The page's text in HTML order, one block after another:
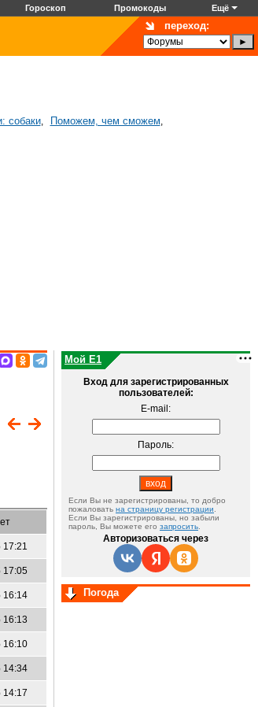
Гороскоп Промокоды Ещё
переход:
собаки, Поможем, чем сможем,
17:21
17:05
16:14
16:13
16:10
14:34
14:17
Мой E1
Вход для зарегистрированных
пользователей:
E-mail:
Пароль:
Если Вы не зарегистрированы, то добро
пожаловать на страницу регистрации
Если Вы зарегистрированы, но забыли
пароль, Вы можете его запросить
Авторизоваться через
Погода